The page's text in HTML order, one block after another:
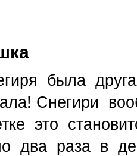
была
Снегири
это
два раза в